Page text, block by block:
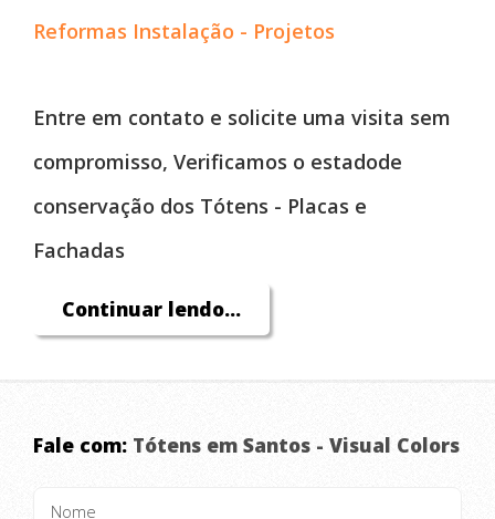
Reformas Instalação - Projetos
Entre em contato e solicite uma visita sem
compromisso, Verificamos o estadode
conservação dos Tótens - Placas e
Fachadas
Continuar lendo...
Fale com: Tótens em Santos - Visual Colors